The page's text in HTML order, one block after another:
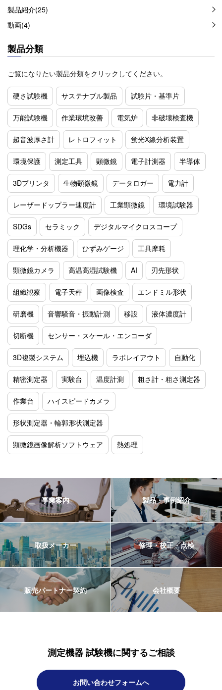
製品紹介(25)
動画(4)
製品分類
ご覧になりたい製品分類をクリックしてください。
硬さ試験機 サステナブル製品 試験片・基準片
万能試験機 作業環境改善 電気炉 非破壊検査機
超音波厚さ計 レトロフィット 蛍光X線分析装置
環境保護 測定工具 顕微鏡 電子計測器 半導体
3Dプリンタ 生物顕微鏡 データロガー 電力計
レーザードップラー速度計 工業顕微鏡 環境試験器
SDGs セラミック デジタルマイクロスコープ
理化学・分析機器 ひずみゲージ 工具摩耗
顕微鏡カメラ 高温高湿試験機 AI 刃先形状
組織観察 電子天秤 画像検査 エンドミル形状
研磨機 音響騒音・振動計測 移設 液体濃度計
切断機 センサー・スケール・エンコーダ
3D複製システム 埋込機 ラボレイアウト 自動化
精密測定器 実験台 温度計測 粗さ計・粗さ測定器
作業台 ハイスピードカメラ
形状測定器・輪郭形状測定器
顕微鏡画像解析ソフトウェア 熱処理
事業案内 製品・事例紹介
取扱メーカー 修理・校正・点検
販売パートナー契約 会社概要
測定機器 試験機に関するご相談
お問い合わせフォームへ